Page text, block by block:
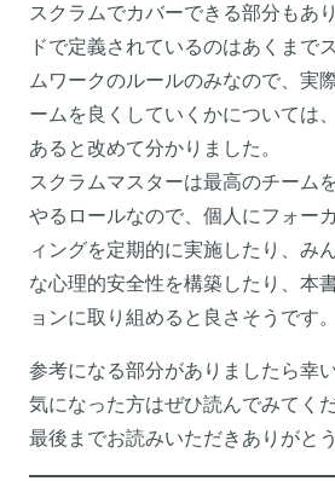
スクラムでカバーできる部分もあ
ドで定義されているのはあくまで
ムワークのルールのみなので、実
ームを良くしていくかについては
あると改めて分かりました。
スクラムマスターは最高のチーム
やるロールなので、個人にフォー
ィングを定期的に実施したり、み
な心理的安全性を構築したり、本
ョンに取り組めると良さそうです。
参考になる部分がありましたら幸
気になった方はぜひ読んでみてく
最後までお読みいただきありがと